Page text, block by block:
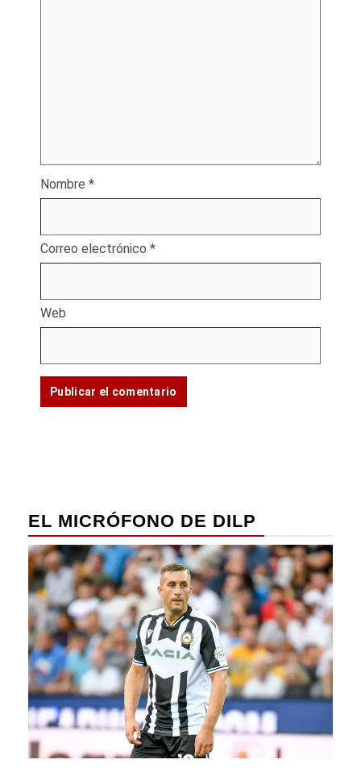
Nombre *
Correo electrónico *
Web
EL MICRÓFONO DE DILP